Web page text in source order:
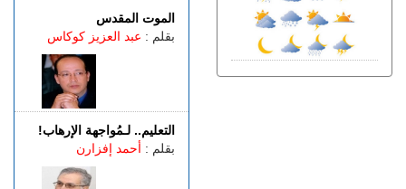
الموت المقدس
بقلم : عبد العزيز كوكاس
التعليم.. لـمُواجهة الإرهاب!
بقلم : أحمد إفزارن
الگوارت
الجمعة 07 غشت | 20:08
باستخدام مفاتيح مزورة..